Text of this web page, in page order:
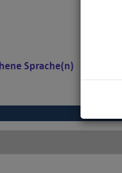
Sprache(n)